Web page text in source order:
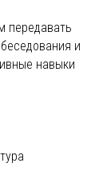
передавать
и
навыки